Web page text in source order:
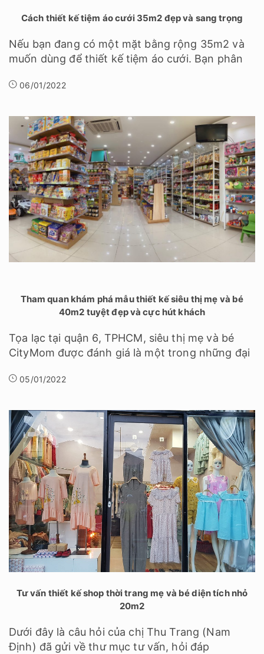
Cách thiết kế tiệm áo cưới 35m2 đẹp và sang trọng
Nếu bạn đang có một mặt bằng rộng 35m2 và
muốn dùng để thiết kế tiệm áo cưới. Bạn phân
06/01/2022
Tham quan khám phá mẫu thiết kế siêu thị mẹ và bé
40m2 tuyệt đẹp và cực hút khách
Tọa lạc tại quận 6, TPHCM, siêu thị mẹ và bé
CityMom được đánh giá là một trong những đại
05/01/2022
Tư vấn thiết kế shop thời trang mẹ và bé diện tích nhỏ
20m2
Dưới đây là câu hỏi của chị Thu Trang (Nam
Định) đã gửi về thư mục tư vấn, hỏi đáp